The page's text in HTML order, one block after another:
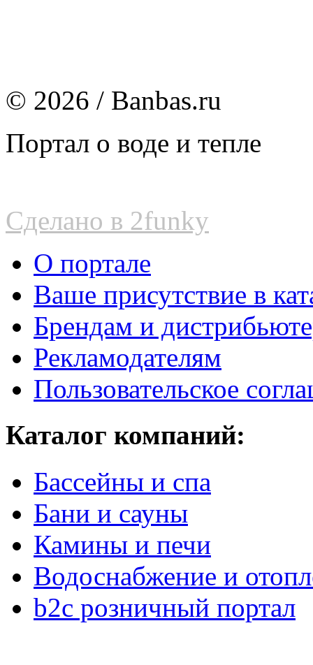
© 2026 / Banbas.ru
Портал о воде и тепле
Сделано в 2funky
О портале
Ваше присутствие в
Брендам и
Рекламодателям
Пользовательское
Каталог компаний:
Бассейны и спа
Бани и сауны
Камины и печи
Водоснабжение и
b2c розничный портал